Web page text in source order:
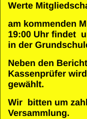
Werte
am kommenden
19:00 Uhr findet
in der
Neben den
Kassenprüfer
gewählt.
Wir bitten um
Versammlung.